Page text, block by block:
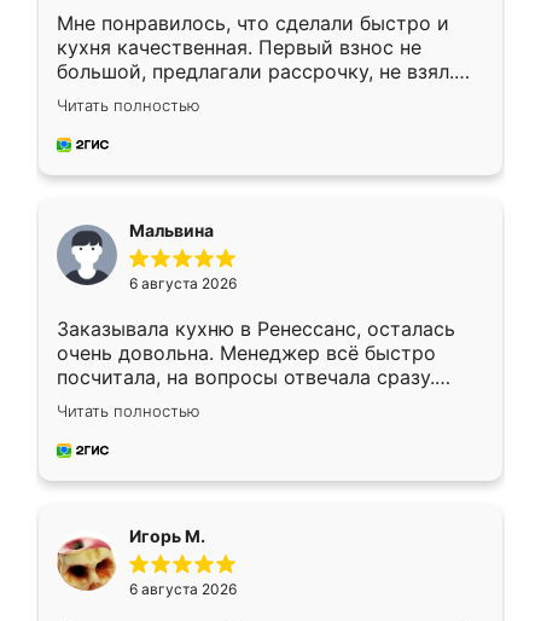
Мне понравилось, что сделали быстро и
кухня качественная. Первый взнос не
большой, предлагали рассрочку, не взял.
Ждал меньше месяца, сборщик с прямыми
руками. По цене вышло адекватно.
Рекомендую!
Читать полностью
Мальвина
6 августа 2026
Заказывала кухню в Ренессанс, осталась
очень довольна. Менеджер всё быстро
посчитала, на вопросы отвечала сразу.
Замерщик приехал в субботу, подошёл к
делу со всей ответственностью. Собрали
за день, ребята работали аккуратно, даже
Читать полностью
Игорь М.
6 августа 2026